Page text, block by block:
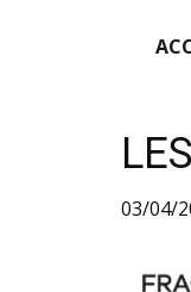
03/04/